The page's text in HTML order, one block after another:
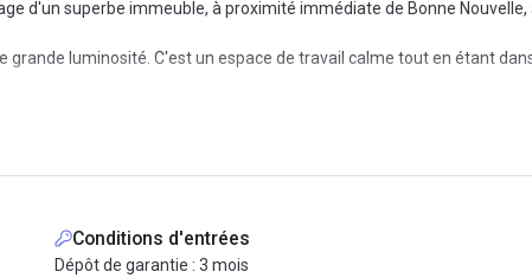
d'un superbe immeuble, à proximité immédiate de Bonne
luminosité. C'est un espace de travail calme tout en étant
Conditions d'entrées
Dépôt de garantie : 3 mois